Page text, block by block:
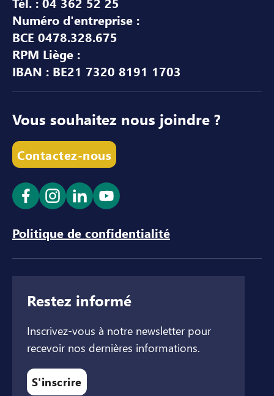
Numéro d'entreprise :
BCE 0478.328.675
RPM Liège :
IBAN : BE21 7320 8191 1703
Vous souhaitez nous joindre ?
Contactez-nous
Ouvrir le lien dans un nouvel onglet
Ouvrir le lien dans un nouvel onglet
Ouvrir le lien dans un nouvel
Ouvrir le lien dans un
Politique de confidentialité
Restez informé
Inscrivez-vous à notre newsletter pour
recevoir nos dernières informations.
S'inscrire